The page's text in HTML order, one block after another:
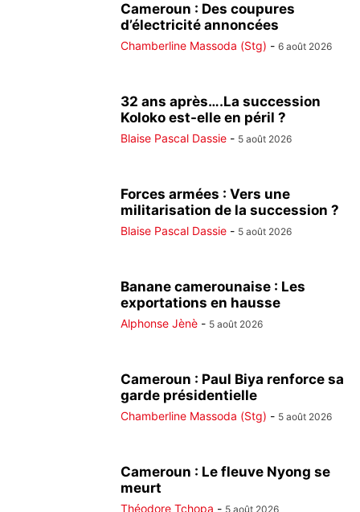
Cameroun : Des coupures
d’électricité annoncées
Chamberline Massoda (Stg) - 6 août 2026
32 ans après….La succession
Koloko est-elle en péril ?
Blaise Pascal Dassie - 5 août 2026
Forces armées : Vers une
militarisation de la succession ?
Blaise Pascal Dassie - 5 août 2026
Banane camerounaise : Les
exportations en hausse
Alphonse Jènè - 5 août 2026
Cameroun : Paul Biya renforce sa
garde présidentielle
Chamberline Massoda (Stg) - 5 août 2026
Cameroun : Le fleuve Nyong se
meurt
Théodore Tchopa - 5 août 2026